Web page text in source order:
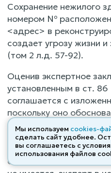
Сохранение нежилого
номером №
<адрес> в
создает угрозу жизни
(том 2 л.д. 57-92).
Оценив экспертное
установленным в ст.
соглашается с
поскольку оно
ответы на
ясными и понятными.
мотивированы,
обоснованности
Мы используем cookies-
сделать сайт удобнее.
вы соглашаетесь с
использования файлов